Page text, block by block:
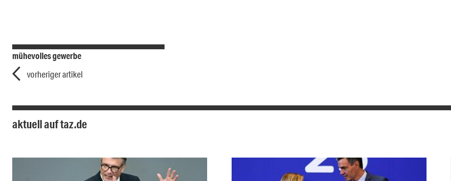
mühevolles gewerbe
vorheriger artikel
aktuell auf taz.de